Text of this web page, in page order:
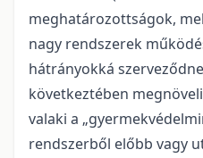
meghatározottságok,
nagy rendszerek
hátrányokká
következtében
valaki a
rendszerből előbb vagy